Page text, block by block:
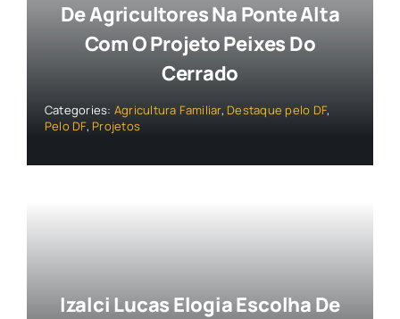
De Agricultores Na Ponte Alta
Com O Projeto Peixes Do
Cerrado
Categories: Agricultura Familiar, Destaque pelo DF,
Pelo DF, Projetos
Izalci Lucas Elogia Escolha De